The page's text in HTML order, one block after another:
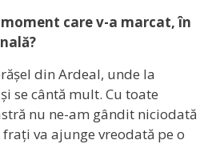
care v-a marcat, în
din Ardeal, unde la
se cântă mult. Cu toate
nu ne-am gândit niciodată
va ajunge vreodată pe o